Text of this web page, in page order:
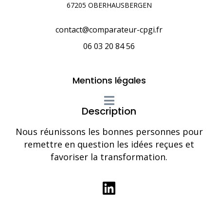
67205 OBERHAUSBERGEN
contact@comparateur-cpgi.fr
06 03 20 84 56
Mentions légales
Description
Nous réunissons les bonnes personnes pour
remettre en question les idées reçues et
favoriser la transformation.